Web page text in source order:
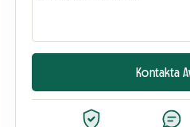
Kontakta